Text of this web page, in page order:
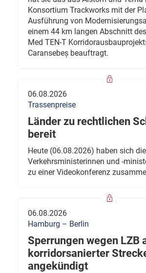
Konsortium Trackworks mit der
Ausführung von
einem 44 km langen Abschnitt
Med TEN-T
Caransebeș beauftragt.
06.08.2026
Trassenpreise
Länder zu rechtlichen
bereit
Heute (06.08.2026) haben sich die
Verkehrsministerinnen und -
zu einer Videokonferenz
06.08.2026
Hamburg – Berlin
Sperrungen wegen LZB
korridorsanierter
angekündigt